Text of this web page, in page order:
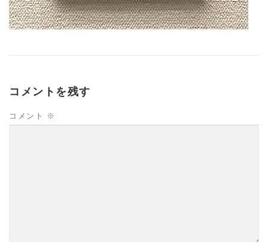
コメントを残す
コメント ※